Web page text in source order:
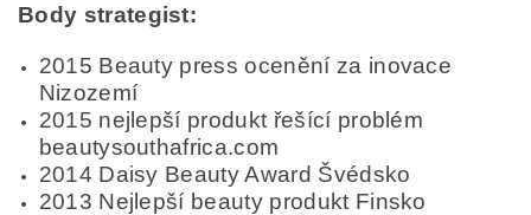
Body strategist:
2015 Beauty press ocenění za inovace
Nizozemí
2015 nejlepší produkt řešící problém
beautysouthafrica.com
2014 Daisy Beauty Award Švédsko
2013 Nejlepší beauty produkt Finsko